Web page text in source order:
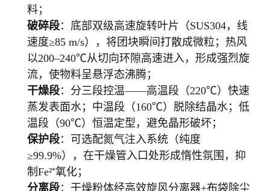
料；
破碎段：底部双级高速旋转叶片（SUS304，线
速度≥85 m/s），将团块瞬间打散成微粒；热风
以200–240℃从切向环隙高速进入，形成强烈旋
流，使物料呈悬浮态沸腾；
干燥段：分三段控温——高温段（220℃）快速
蒸发表面水；中温段（160℃）脱除结晶水；低
温段（90℃）恒温定型，避免晶形破坏；
保护段：可选配氮气注入系统（纯度
≥99.9%），在干燥管入口处形成惰性氛围，抑
制Fe²⁺氧化；
分离段：干燥粉体经高效旋风分离器+布袋除尘